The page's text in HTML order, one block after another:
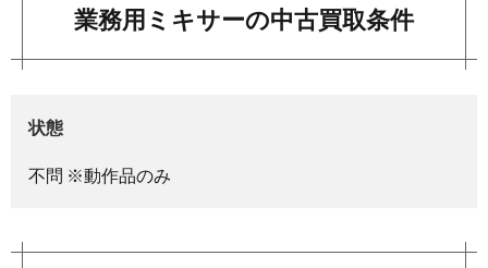
業務用ミキサーの中古買取条件
状態
不問 ※動作品のみ